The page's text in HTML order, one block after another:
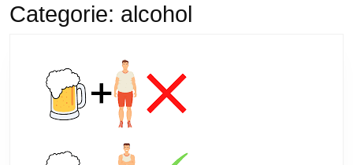
Categorie: alcohol